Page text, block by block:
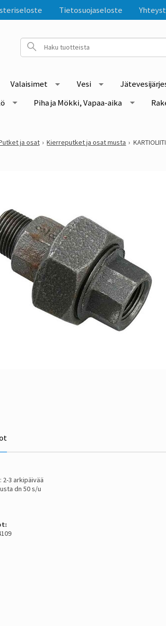
Tietosuojaseloste
Valaisimet Vesi
Piha ja Mökki, Vapaa-aika
ja osat Kierreputket ja osat musta
2-3 arkipäivää
dn 50 s/u